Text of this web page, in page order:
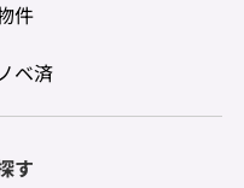
件
ベ済
す